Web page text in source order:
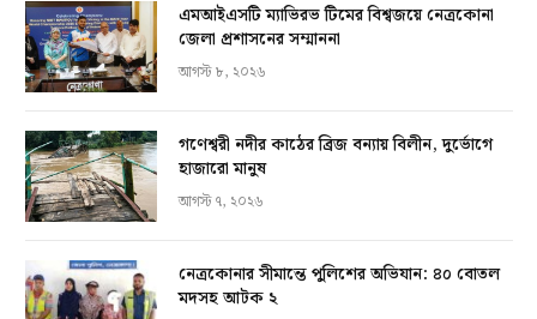
এমআইএসটি ম্যাভিরভ টিমের বিশ্বজয়ে নেত্রকোনা
জেলা প্রশাসনের সম্মাননা
আগস্ট ৮, ২০২৬
গণেশ্বরী নদীর কাঠের ব্রিজ বন্যায় বিলীন, দুর্ভোগে
হাজারো মানুষ
আগস্ট ৭, ২০২৬
নেত্রকোনার সীমান্তে পুলিশের অভিযান: ৪০ বোতল
মদসহ আটক ২